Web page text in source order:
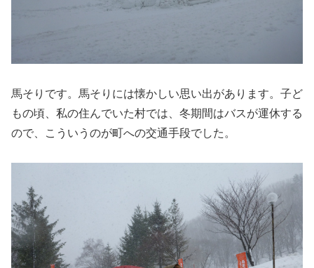
馬そりです。馬そりには懐かしい思い出があります。子ど
もの頃、私の住んでいた村では、冬期間はバスが運休する
ので、こういうのが町への交通手段でした。